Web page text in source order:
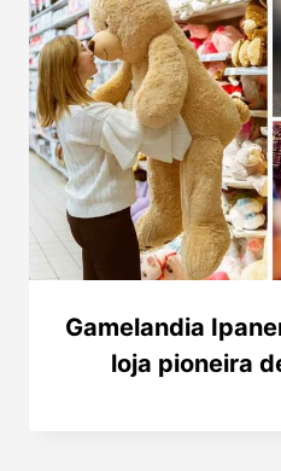
Gamelandia
loja pioneira